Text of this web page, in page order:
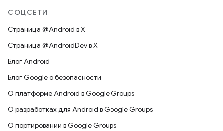
СОЦСЕТИ
Страница @Android в X
Страница @AndroidDev в X
Блог Android
Блог Google о безопасности
О платформе Android в Google Groups
О разработках для Android в Google Groups
О портировании в Google Groups